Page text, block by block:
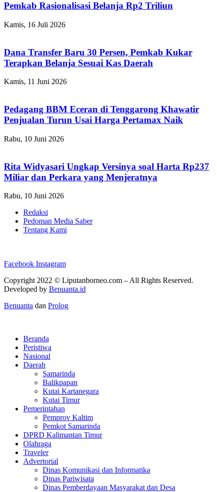
Pemkab Rasionalisasi Belanja Rp2 Triliun
Kamis, 16 Juli 2026
Dana Transfer Baru 30 Persen, Pemkab Kukar
Terapkan Belanja Sesuai Kas Daerah
Kamis, 11 Juni 2026
Pedagang BBM Eceran di Tenggarong Khawatir
Penjualan Turun Usai Harga Pertamax Naik
Rabu, 10 Juni 2026
Rita Widyasari Ungkap Versinya soal Harta Rp237
Miliar dan Perkara yang Menjeratnya
Rabu, 10 Juni 2026
Redaksi
Pedoman Media Saber
Tentang Kami
Facebook Instagram
Copyright 2022 © Liputanborneo.com – All Rights Reserved.
Developed by Benuanta.id
Benuanta dan Prolog
Beranda
Peristiwa
Nasional
Daerah
Samarinda
Balikpapan
Kutai Kartanegara
Kutai Timur
Pemerintahan
Pemprov Kaltim
Pemkot Samarinda
DPRD Kalimantan Timur
Olahraga
Traveler
Advertorial
Dinas Komunikasi dan Informatika
Dinas Pariwisata
Dinas Pemberdayaan Masyarakat dan Desa